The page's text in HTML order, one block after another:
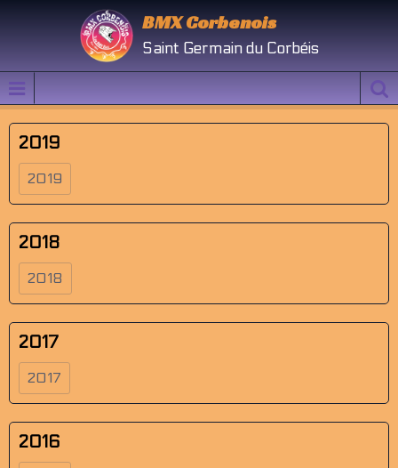
BMX Corbenois
Saint Germain du Corbéis
2019
2019
2018
2018
2017
2017
2016